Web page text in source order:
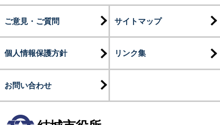
ご意見・ご質問 サイトマップ
個人情報保護方針 リンク集
お問い合わせ